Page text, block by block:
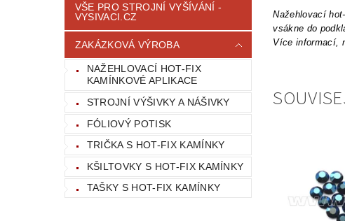
VŠE PRO STROJNÍ VYŠÍVÁNÍ -
VYSIVACI.CZ
ZAKÁZKOVÁ VÝROBA
NAŽEHLOVACÍ HOT-FIX
KAMÍNKOVÉ APLIKACE
STROJNÍ VÝŠIVKY A NÁŠIVKY
FÓLIOVÝ POTISK
TRIČKA S HOT-FIX KAMÍNKY
KŠILTOVKY S HOT-FIX KAMÍNKY
TAŠKY S HOT-FIX KAMÍNKY
Nažehlovací
vsákne do
Více informací,